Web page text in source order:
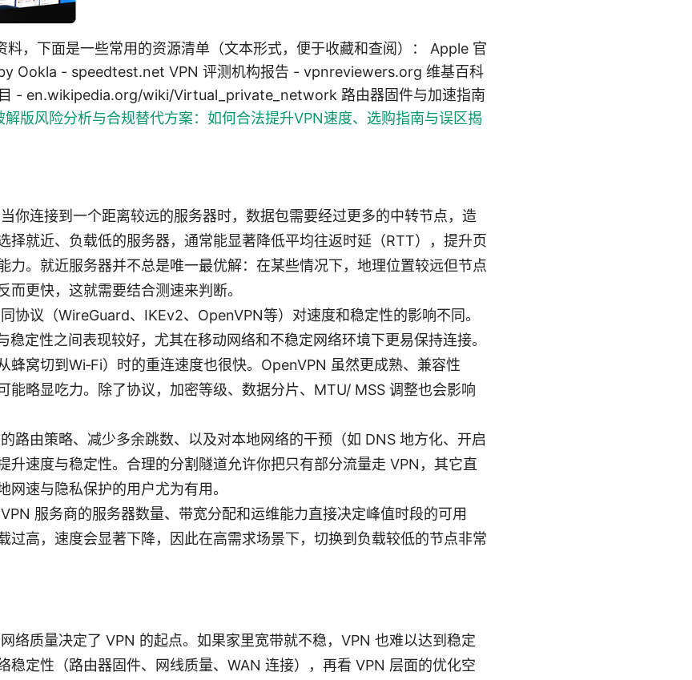
料，下面是一些常用的资源清单（文本形式，便于收藏和查阅）： Apple 官
Ookla - speedtest.net VPN 评测机构报告 - vpnreviewers.org 维基百科
- en.wikipedia.org/wiki/Virtual_private_network 路由器固件与加速指南
版风险分析与合规替代方案：如何合法提升VPN速度、选购指南与误区揭
你连接到一个距离较远的服务器时，数据包需要经过更多的中转节点，造
择就近、负载低的服务器，通常能显著降低平均往返时延（RTT），提升页
力。就近服务器并不总是唯一最优解：在某些情况下，地理位置较远但节点
而更快，这就需要结合测速来判断。
协议（WireGuard、IKEv2、OpenVPN等）对速度和稳定性的影响不同。
稳定性之间表现较好，尤其在移动网络和不稳定网络环境下更易保持连接。
蜂窝切到Wi‑Fi）时的重连速度也很快。OpenVPN 虽然更成熟、兼容性
能略显吃力。除了协议，加密等级、数据分片、MTU/ MSS 调整也会影响
路由策略、减少多余跳数、以及对本地网络的干预（如 DNS 地方化、开启
升速度与稳定性。合理的分割隧道允许你把只有部分流量走 VPN，其它直
网速与隐私保护的用户尤为有用。
服务商的服务器数量、带宽分配和运维能力直接决定峰值时段的可用
过高，速度会显著下降，因此在高需求场景下，切换到负载较低的节点非常
络质量决定了 VPN 的起点。如果家里宽带就不稳，VPN 也难以达到稳定
稳定性（路由器固件、网线质量、WAN 连接），再看 VPN 层面的优化空